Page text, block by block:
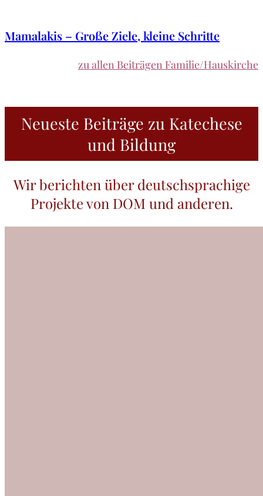
Mamalakis – Große Ziele, kleine Schritte
zu allen Beiträgen Familie/Hauskirche
Neueste Beiträge zu Katechese
und Bildung
Wir berichten über deutschsprachige
Projekte von DOM und anderen.